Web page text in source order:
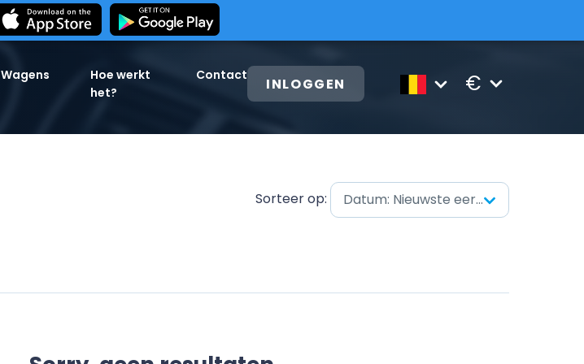
Wagens
Hoe werkt
het?
Contact INLOGGEN €
Sorteer op: Datum: Nieuwste eerst